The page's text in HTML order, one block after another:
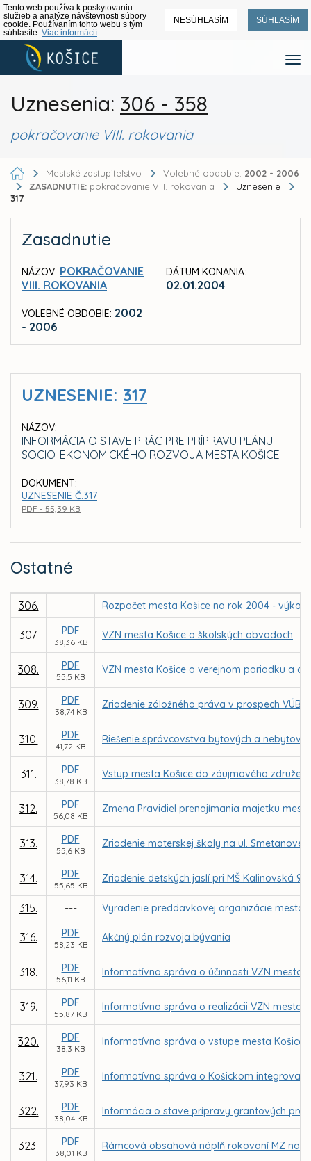
Tento web používa k poskytovaniu
služieb a analýze návštevnosti súbory
cookie. Používaním tohto webu s tým
súhlasíte. Viac informácií
NESÚHLASÍM SÚHLASÍM
Uznesenia: 306 - 358
pokračovanie VIII. rokovania
Mestské zastupiteľstvo Volebné obdobie: 2002 - 2006
ZASADNUTIE: pokračovanie VIII. rokovania
Uznesenie
317
Zasadnutie
NÁZOV: POKRAČOVANIE
VIII. ROKOVANIA
VOLEBNÉ OBDOBIE: 2002
- 2006
DÁTUM KONANIA:
02.01.2004
UZNESENIE: 317
NÁZOV:
INFORMÁCIA O STAVE PRÁC PRE PRÍPRAVU PLÁNU
SOCIO-EKONOMICKÉHO ROZVOJA MESTA KOŠICE
DOKUMENT:
UZNESENIE Č.317
PDF - 55,39 KB
Ostatné
306. --- Rozpočet mesta Košice na rok 2004 -
307. PDF
38,36 KB
VZN mesta Košice o školských obvodoch
308. PDF
55,5 KB
VZN mesta Košice o verejnom poriadku a
309. PDF
38,74 KB
Zriadenie záložného práva v prospech VÚB,
310. PDF
41,72 KB
Riešenie správcovstva bytových a
311. PDF
38,78 KB
Vstup mesta Košice do záujmového
312. PDF
56,08 KB
Zmena Pravidiel prenajímania majetku
313. PDF
55,6 KB
Zriadenie materskej školy na ul. Smetanovej
314. PDF
55,65 KB
Zriadenie detských jaslí pri MŠ Kalinovská 9
315. --- Vyradenie preddavkovej organizácie mesta
316. PDF
58,23 KB
Akčný plán rozvoja bývania
318. PDF
56,11 KB
Informatívna správa o účinnosti VZN mesta
319. PDF
55,87 KB
Informatívna správa o realizácii VZN mesta
320. PDF
38,3 KB
Informatívna správa o vstupe mesta Košice
321. PDF
37,93 KB
Informatívna správa o Košickom
322. PDF
38,04 KB
Informácia o stave prípravy grantových
323. PDF
38,01 KB
Rámcová obsahová náplň rokovaní MZ na